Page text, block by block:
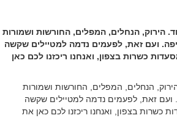
הירוק, הנחלים, המפלים, החורשות ושמורות
ועם זאת, לפעמים נדמה למטיילים שקשה
כשרות בצפון, ואנחנו ריכזנו לכם כאן
הנחלים, המפלים, החורשות ושמורות
ועם זאת, לפעמים נדמה למטיילים שקשה
כשרות בצפון, ואנחנו ריכזנו לכם כאן את